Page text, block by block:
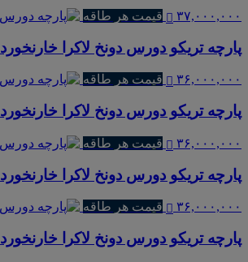
۳۷,۰۰۰,۰۰۰ قیمت هر طاقه
پارچه تریکو دورس دونخ لاکرا
۳۶,۰۰۰,۰۰۰ قیمت هر طاقه
پارچه تریکو دورس دونخ لاکرا
۳۶,۰۰۰,۰۰۰ قیمت هر طاقه
پارچه تریکو دورس دونخ لاکرا
۳۶,۰۰۰,۰۰۰ قیمت هر طاقه
پارچه تریکو دورس دونخ لاکرا